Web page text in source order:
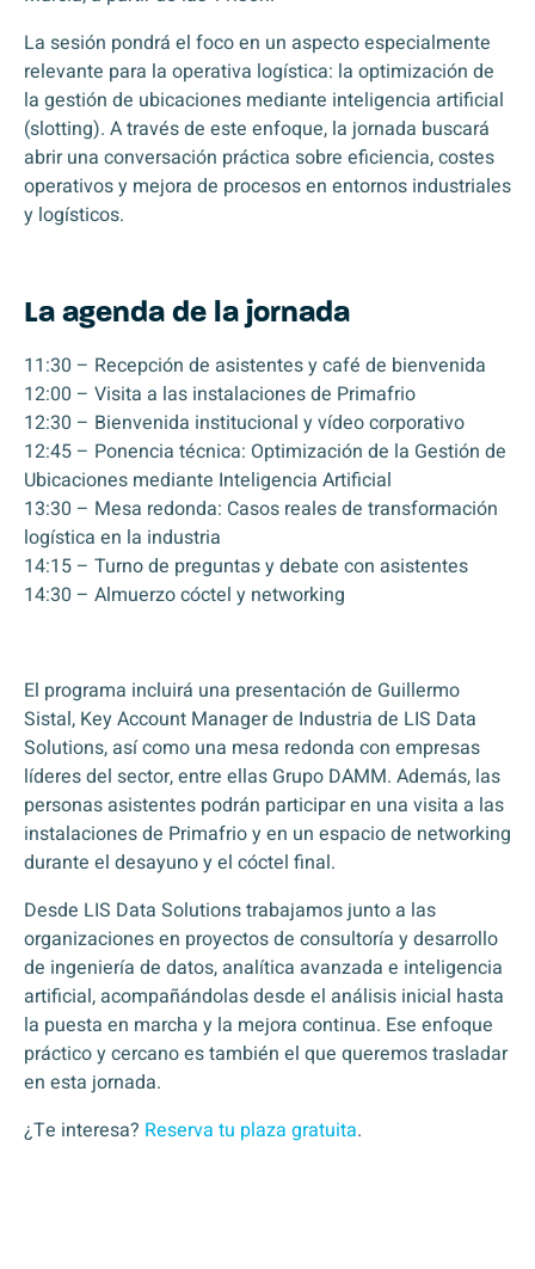
La sesión pondrá el foco en un aspecto especialmente
relevante para la operativa logística: la optimización de
la gestión de ubicaciones mediante inteligencia artificial
(slotting). A través de este enfoque, la jornada buscará
abrir una conversación práctica sobre eficiencia, costes
operativos y mejora de procesos en entornos industriales
y logísticos.
La agenda de la jornada
11:30 – Recepción de asistentes y café de bienvenida
12:00 – Visita a las instalaciones de Primafrio
12:30 – Bienvenida institucional y vídeo corporativo
12:45 – Ponencia técnica: Optimización de la Gestión de
Ubicaciones mediante Inteligencia Artificial
13:30 – Mesa redonda: Casos reales de transformación
logística en la industria
14:15 – Turno de preguntas y debate con asistentes
14:30 – Almuerzo cóctel y networking
El programa incluirá una presentación de Guillermo
Sistal, Key Account Manager de Industria de LIS Data
Solutions, así como una mesa redonda con empresas
líderes del sector, entre ellas Grupo DAMM. Además, las
personas asistentes podrán participar en una visita a las
instalaciones de Primafrio y en un espacio de networking
durante el desayuno y el cóctel final.
Desde LIS Data Solutions trabajamos junto a las
organizaciones en proyectos de consultoría y desarrollo
de ingeniería de datos, analítica avanzada e inteligencia
artificial, acompañándolas desde el análisis inicial hasta
la puesta en marcha y la mejora continua. Ese enfoque
práctico y cercano es también el que queremos trasladar
en esta jornada.
¿Te interesa? Reserva tu plaza gratuita.